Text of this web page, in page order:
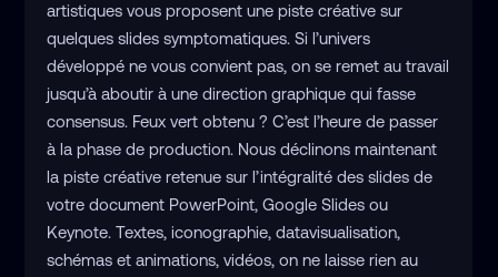
artistiques vous proposent une piste créative sur
quelques slides symptomatiques. Si l’univers
développé ne vous convient pas, on se remet au travail
jusqu’à aboutir à une direction graphique qui fasse
consensus. Feux vert obtenu ? C’est l’heure de passer
à la phase de production. Nous déclinons maintenant
la piste créative retenue sur l’intégralité des slides de
votre document PowerPoint, Google Slides ou
Keynote. Textes, iconographie, datavisualisation,
schémas et animations, vidéos, on ne laisse rien au